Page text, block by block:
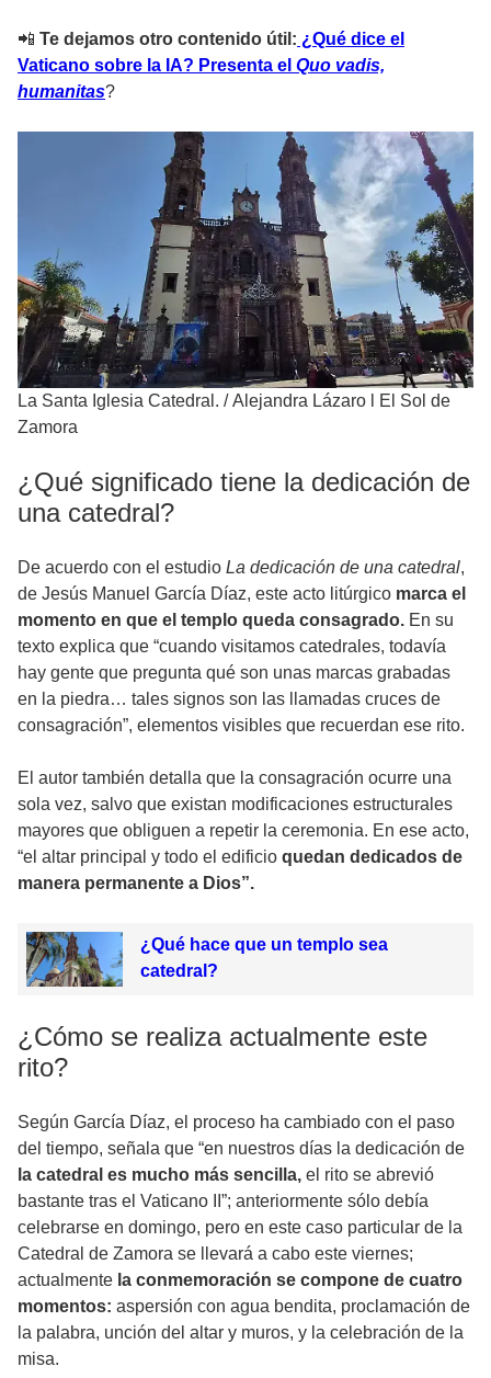
📲 Te dejamos otro contenido útil: ¿Qué dice el
Vaticano sobre la IA? Presenta el Quo vadis,
humanitas?
La Santa Iglesia Catedral. /Alejandra Lázaro l El Sol de
Zamora
¿Qué significado tiene la dedicación de
una catedral?
De acuerdo con el estudio La dedicación de una catedral,
de Jesús Manuel García Díaz, este acto litúrgico marca el
momento en que el templo queda consagrado. En su
texto explica que “cuando visitamos catedrales, todavía
hay gente que pregunta qué son unas marcas grabadas
en la piedra… tales signos son las llamadas cruces de
consagración”, elementos visibles que recuerdan ese rito.
El autor también detalla que la consagración ocurre una
sola vez, salvo que existan modificaciones estructurales
mayores que obliguen a repetir la ceremonia. En ese acto,
“el altar principal y todo el edificio quedan dedicados de
manera permanente a Dios”.
¿Qué hace que un templo sea
catedral?
¿Cómo se realiza actualmente este
rito?
Según García Díaz, el proceso ha cambiado con el paso
del tiempo, señala que “en nuestros días la dedicación de
la catedral es mucho más sencilla, el rito se abrevió
bastante tras el Vaticano II”; anteriormente sólo debía
celebrarse en domingo, pero en este caso particular de la
Catedral de Zamora se llevará a cabo este viernes;
actualmente la conmemoración se compone de cuatro
momentos: aspersión con agua bendita, proclamación de
la palabra, unción del altar y muros, y la celebración de la
misa.